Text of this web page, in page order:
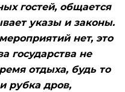
гостей, общается
указы и законы.
нет, это
государства не
отдыха, будь то
рубка дров,